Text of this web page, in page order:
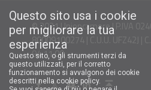
© 2021 Unioncamere | P.IVA
80009100274 | C.U.U. UFZ42J |
94.11.00
Facebook Unioncamere VenetoTwitter Unioncamere VenetoYoutube Unioncamere VenetoLinkedin Unioncamere Veneto Torna in cima ↑
Questo sito usa i cookie
per migliorare la tua
esperienza
Questo sito, o gli strumenti terzi da
questo utilizzati, per il corretto
funzionamento si avvalgono dei cookie
descritti nella cookie policy.